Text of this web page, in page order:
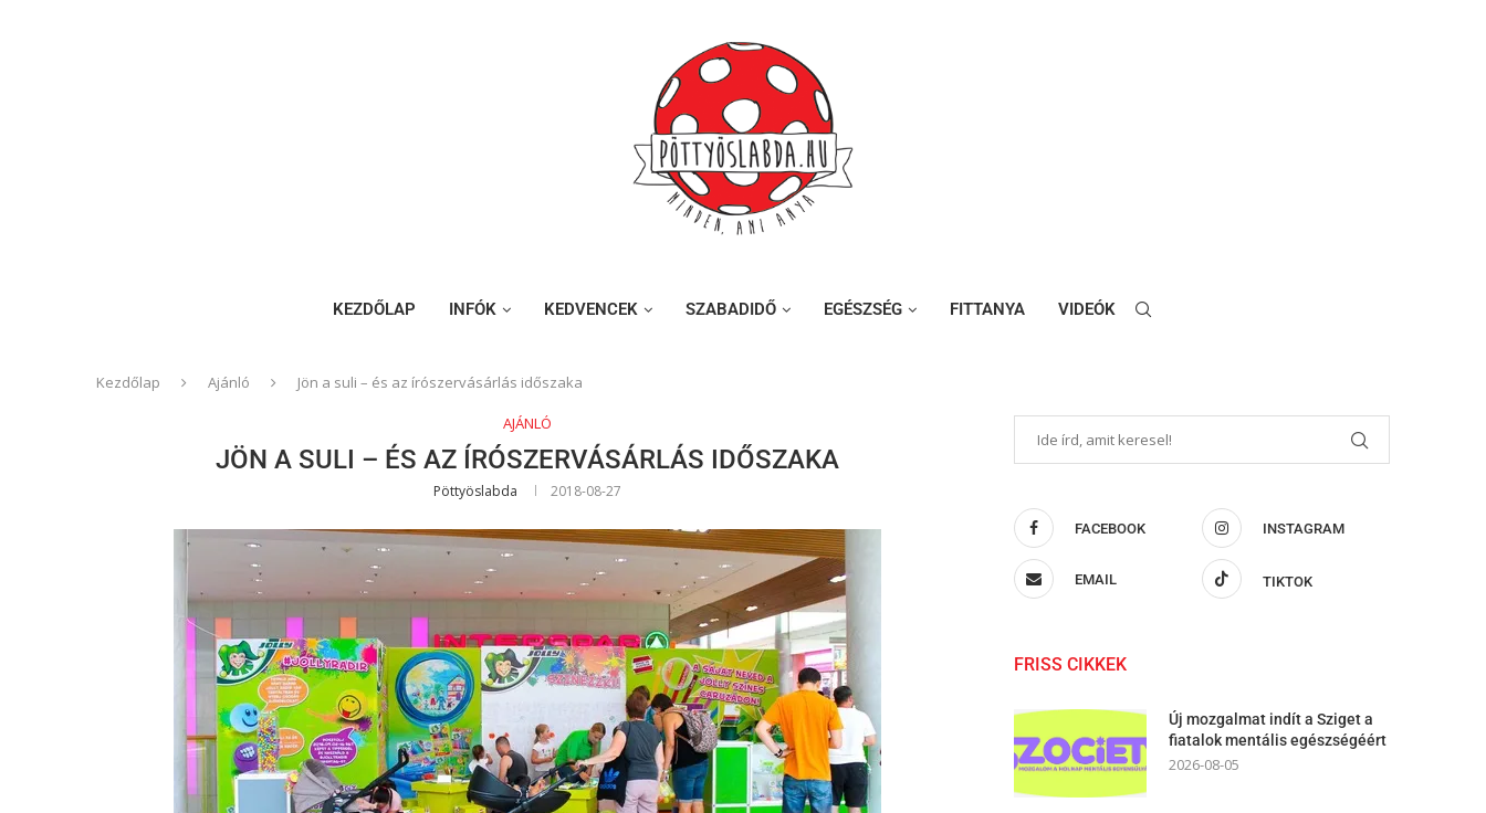
KEZDŐLAP INFÓK KEDVENCEK SZABADIDŐ EGÉSZSÉG FITTANYA VIDEÓK
Kezdőlap Ajánló Jön a suli – és az írószervásárlás időszaka
AJÁNLÓ
JÖN A SULI – ÉS AZ ÍRÓSZERVÁSÁRLÁS IDŐSZAKA
Pöttyöslabda 2018-08-27
FACEBOOK INSTAGRAM
EMAIL TIKTOK
FRISS CIKKEK
Új mozgalmat indít a Sziget a
fiatalok mentális egészségéért
2026-08-05